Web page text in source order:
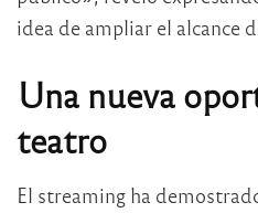
idea de ampliar el alcance
Una nueva
teatro
El streaming ha